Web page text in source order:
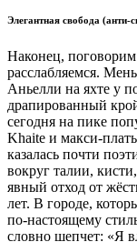
Элегантная свобода (анти-
Наконец,
расслабляемся.
Аньелли на яхте у
драпированный
сегодня на пике
Khaite и макси-
казалась почти
вокруг талии,
явный отход от
лет. В городе,
по-настоящему
словно шепчет: «Я